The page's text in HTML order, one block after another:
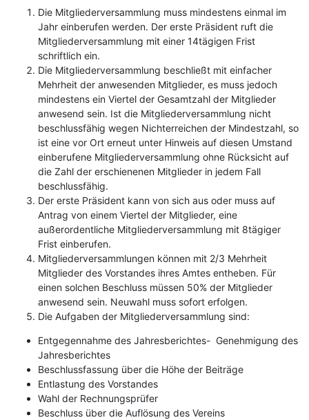
Die Mitgliederversammlung muss mindestens einmal im
Jahr einberufen werden. Der erste Präsident ruft die
Mitgliederversammlung mit einer 14tägigen Frist
schriftlich ein.
Die Mitgliederversammlung beschließt mit einfacher
Mehrheit der anwesenden Mitglieder, es muss jedoch
mindestens ein Viertel der Gesamtzahl der Mitglieder
anwesend sein. Ist die Mitgliederversammlung nicht
beschlussfähig wegen Nichterreichen der Mindestzahl, so
ist eine vor Ort erneut unter Hinweis auf diesen Umstand
einberufene Mitgliederversammlung ohne Rücksicht auf
die Zahl der erschienenen Mitglieder in jedem Fall
beschlussfähig.
Der erste Präsident kann von sich aus oder muss auf
Antrag von einem Viertel der Mitglieder, eine
außerordentliche Mitgliederversammlung mit 8tägiger
Frist einberufen.
Mitgliederversammlungen können mit 2/3 Mehrheit
Mitglieder des Vorstandes ihres Amtes entheben. Für
einen solchen Beschluss müssen 50% der Mitglieder
anwesend sein. Neuwahl muss sofort erfolgen.
Die Aufgaben der Mitgliederversammlung sind:
Entgegennahme des Jahresberichtes- Genehmigung des
Jahresberichtes
Beschlussfassung über die Höhe der Beiträge
Entlastung des Vorstandes
Wahl der Rechnungsprüfer
Beschluss über die Auflösung des Vereins